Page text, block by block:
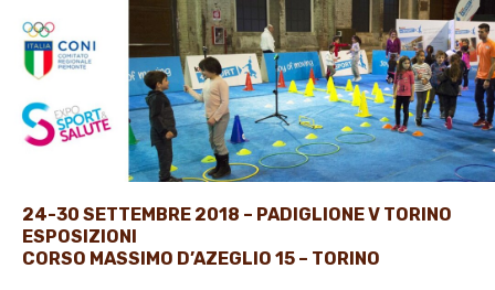
I NOSTRI PRODOTTI
LAVORA CON NOI
PROMOZIONI
24-30 SETTEMBRE 2018 – PADIGLIONE V TORINO
ESPOSIZIONI
CORSO MASSIMO D’AZEGLIO 15 – TORINO